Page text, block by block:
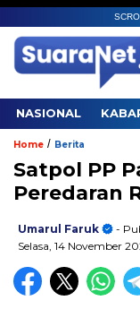
NASIONAL
Home / Berita
Satpol PP
Peredaran
Umarul Faruk
-
Selasa, 14 November